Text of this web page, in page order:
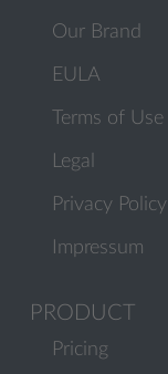
Our Brand
EULA
Terms of Use
Legal
Privacy Policy
Impressum
PRODUCT
Pricing